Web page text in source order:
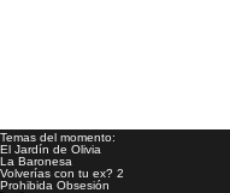
Temas del momento:
El Jardín de Olivia
La Baronesa
Volverías con tu ex? 2
Prohibida Obsesión